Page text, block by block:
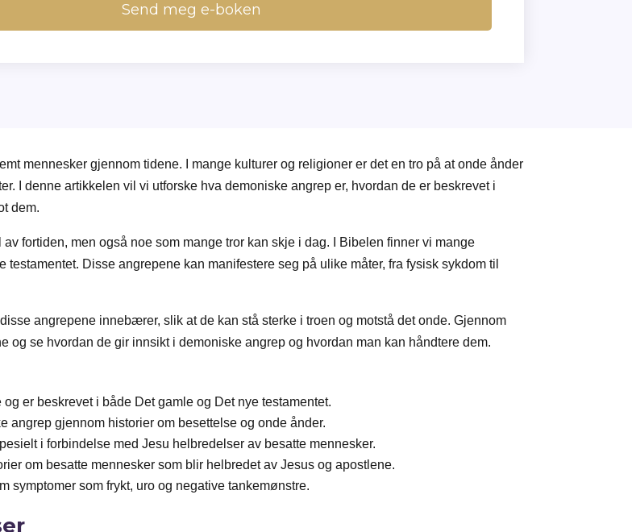
Send meg e-boken
mennesker gjennom tidene. I mange kulturer og religioner er det en tro på at onde ånder
I denne artikkelen vil vi utforske hva demoniske angrep er, hvordan de er beskrevet i
dem.
fortiden, men også noe som mange tror kan skje i dag. I Bibelen finner vi mange
Disse angrepene kan manifestere seg på ulike måter, fra fysisk sykdom til
angrepene innebærer, slik at de kan stå sterke i troen og motstå det onde. Gjennom
se hvordan de gir innsikt i demoniske angrep og hvordan man kan håndtere dem.
er beskrevet i både Det gamle og Det nye testamentet.
angrep gjennom historier om besettelse og onde ånder.
i forbindelse med Jesu helbredelser av besatte mennesker.
om besatte mennesker som blir helbredet av Jesus og apostlene.
symptomer som frykt, uro og negative tankemønstre.